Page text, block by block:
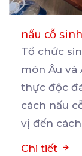
nấu cỗ
Tổ chức
món Âu và
thực độc
cách nấu
vị đến
Chi tiết